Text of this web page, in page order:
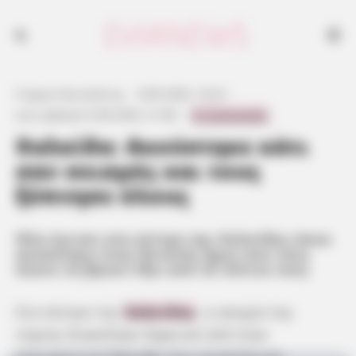
Χαλκίδα: Ακούστηκε κάτι
σαν σεισμός και τους
ξύπνησε όλους
Όλα έγιναν στο κέντρο της Χαλκίδας όπου
Χαλκίδας